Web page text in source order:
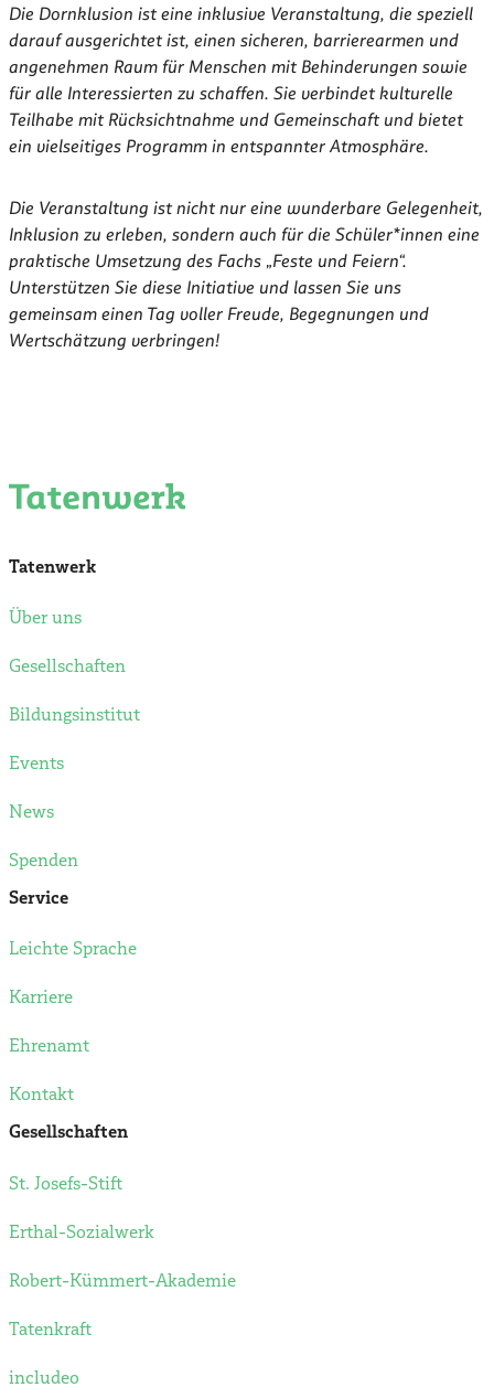
Die Dornklusion ist eine inklusive Veranstaltung, die speziell
darauf ausgerichtet ist, einen sicheren, barrierearmen und
angenehmen Raum für Menschen mit Behinderungen sowie
für alle Interessierten zu schaffen. Sie verbindet kulturelle
Teilhabe mit Rücksichtnahme und Gemeinschaft und bietet
ein vielseitiges Programm in entspannter Atmosphäre.
Die Veranstaltung ist nicht nur eine wunderbare Gelegenheit,
Inklusion zu erleben, sondern auch für die Schüler*innen eine
praktische Umsetzung des Fachs „Feste und Feiern“.
Unterstützen Sie diese Initiative und lassen Sie uns
gemeinsam einen Tag voller Freude, Begegnungen und
Wertschätzung verbringen!
Tatenwerk
Über uns
Gesellschaften
Bildungsinstitut
Events
News
Spenden
Service
Leichte Sprache
Karriere
Ehrenamt
Kontakt
Gesellschaften
St. Josefs-Stift
Erthal-Sozialwerk
Robert-Kümmert-Akademie
Tatenkraft
includeo